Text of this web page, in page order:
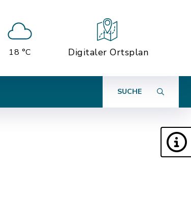
18 °C Digitaler Ortsplan
SUCHE